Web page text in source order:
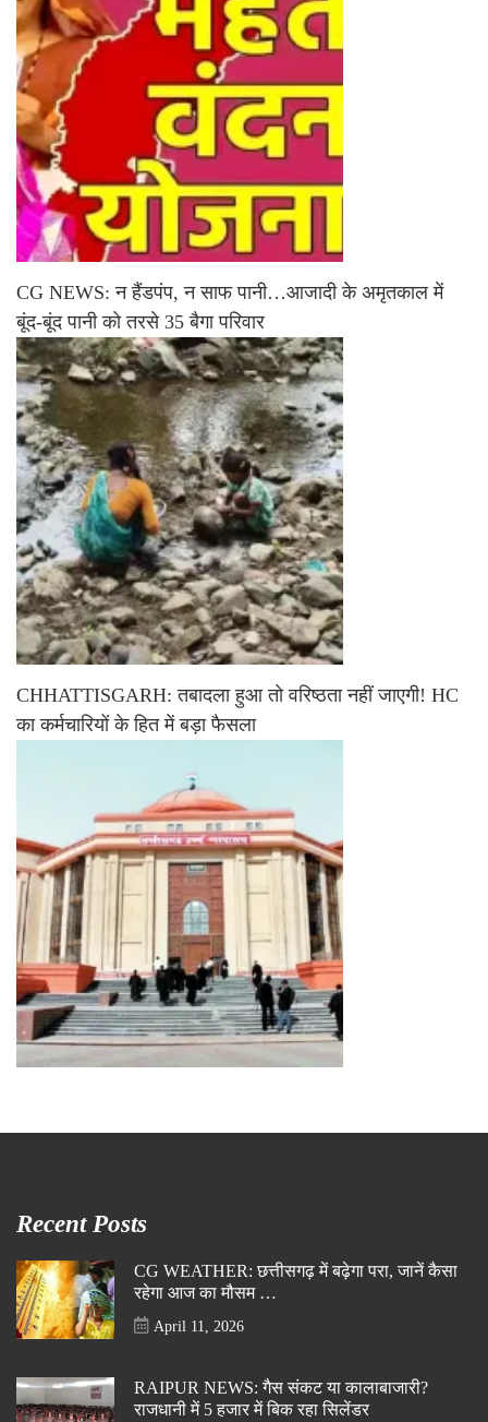
CG NEWS: न हैंडपंप, न साफ पानी…आजादी के अमृतकाल में
बूंद-बूंद पानी को तरसे 35 बैगा परिवार
CHHATTISGARH: तबादला हुआ तो वरिष्ठता नहीं जाएगी! HC
का कर्मचारियों के हित में बड़ा फैसला
Recent Posts
CG WEATHER: छत्तीसगढ़ में बढ़ेगा परा, जानें कैसा
रहेगा आज का मौसम …
April 11, 2026
RAIPUR NEWS: गैस संकट या कालाबाजारी?
राजधानी में 5 हजार में बिक रहा सिलेंडर